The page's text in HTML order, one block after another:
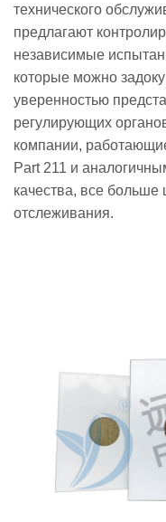
технического
предлагают
независимые
которые можно
уверенностью
регулирующих
компании,
Part 211 и
качества, все больше
отслеживания.